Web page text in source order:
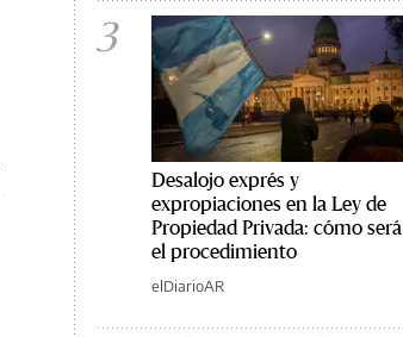
3
Desalojo exprés y
expropiaciones en la Ley de
Propiedad Privada: cómo será
el procedimiento
elDiarioAR